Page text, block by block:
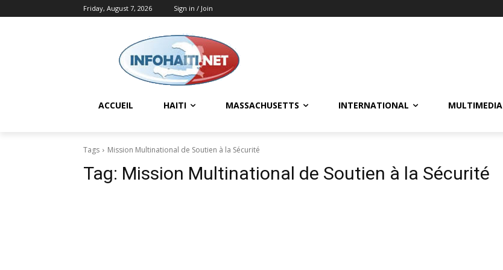
Friday, August 7, 2026 Sign in / Join
ACCUEIL HAITI MASSACHUSETTS INTERNATIONAL MULTIMEDIA
Tags Mission Multinational de Soutien à la Sécurité
Tag: Mission Multinational de Soutien à la Sécurité